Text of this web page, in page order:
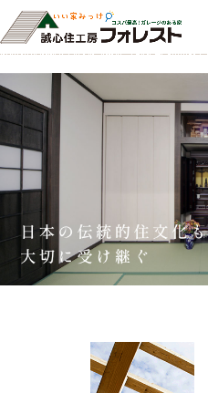
『蓄熱式全館床暖房』が標準！一年間温か
横手市・大仙市の注文住宅・新築戸建て・